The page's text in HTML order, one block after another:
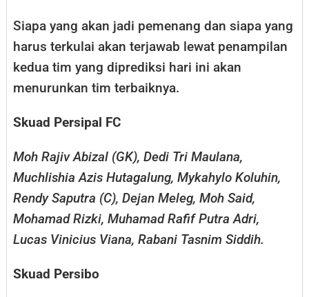
Siapa yang akan jadi pemenang dan siapa yang
harus terkulai akan terjawab lewat penampilan
kedua tim yang diprediksi hari ini akan
menurunkan tim terbaiknya.
Skuad Persipal FC
Moh Rajiv Abizal (GK), Dedi Tri Maulana,
Muchlishia Azis Hutagalung, Mykahylo Koluhin,
Rendy Saputra (C), Dejan Meleg, Moh Said,
Mohamad Rizki, Muhamad Rafif Putra Adri,
Lucas Vinicius Viana, Rabani Tasnim Siddih.
Skuad Persibo